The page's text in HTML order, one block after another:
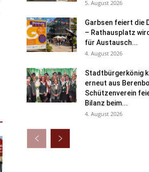
5. August 2026
Garbsen feiert die
– Rathausplatz
für Austausch...
4. August 2026
Stadtbürgerkönig
erneut aus
Schützenverein
Bilanz beim...
4. August 2026